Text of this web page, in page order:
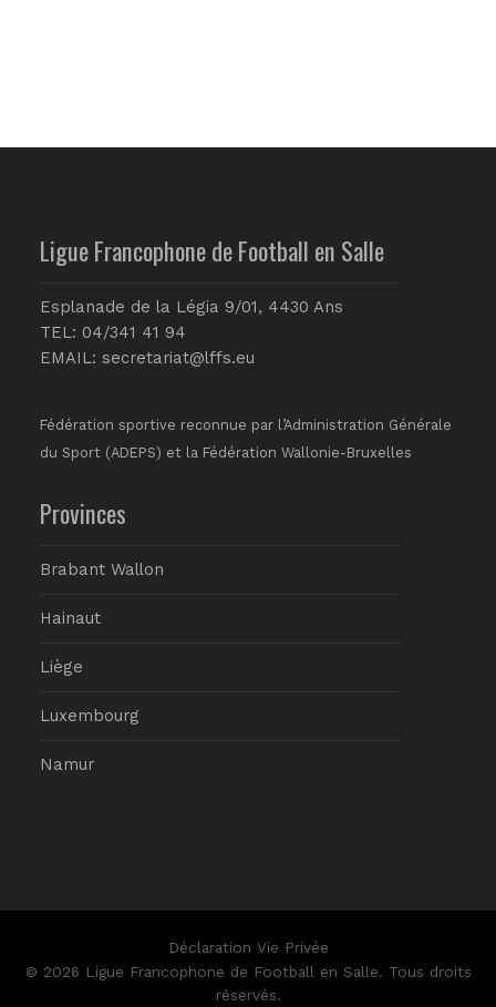
Ligue Francophone de Football en Salle
Esplanade de la Légia 9/01, 4430 Ans
TEL: 04/341 41 94
EMAIL: secretariat@lffs.eu
Fédération sportive reconnue par l’Administration Générale
du Sport (ADEPS) et la Fédération Wallonie-Bruxelles
Provinces
Brabant Wallon
Hainaut
Liège
Luxembourg
Namur
Déclaration Vie Privée
© 2026 Ligue Francophone de Football en Salle. Tous droits
réservés.